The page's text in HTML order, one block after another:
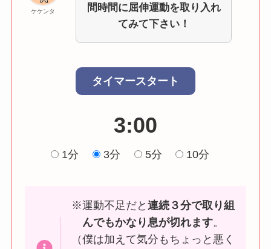
ケケンタ
間時間に屈伸運動を取り入れ
てみて下さい！
タイマースタート
3:00
1分 3分 5分 10分
※運動不足だと連続３分で取り組
んでもかなり息が切れます。
（僕は加えて気分もちょっと悪く